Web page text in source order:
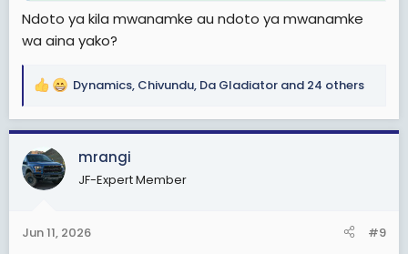
Ndoto ya kila mwanamke au ndoto ya mwanamke
wa aina yako?
R
a
c
t
i
s
Dynamics, Chivundu, Da Gladiator and 24 others
mrangi
JF-Expert Member
Jun 11, 2026 #9